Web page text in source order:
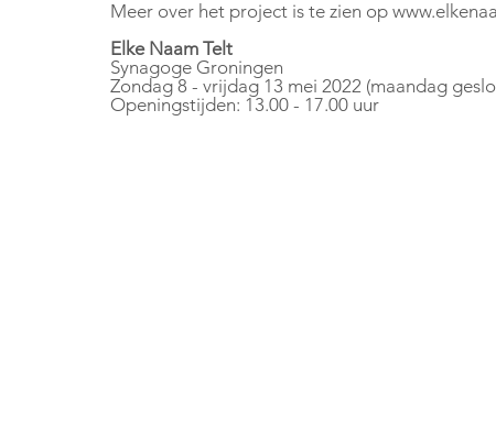
Meer over het project is te zien op
Elke Naam Telt
Synagoge Groningen
Zondag 8 - vrijdag 13 mei 2022 (maandag
Openingstijden: 13.00 - 17.00 uur